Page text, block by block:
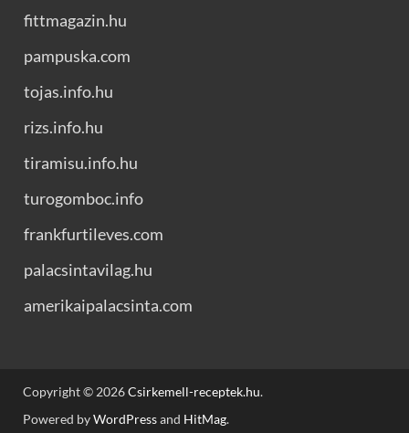
fittmagazin.hu
pampuska.com
tojas.info.hu
rizs.info.hu
tiramisu.info.hu
turogomboc.info
frankfurtileves.com
palacsintavilag.hu
amerikaipalacsinta.com
Copyright © 2026Csirkemell-receptek.hu.
Powered byWordPressand HitMag.